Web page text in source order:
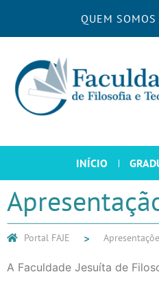
QUEM SOMOS
INÍCIO
Portal FAJE
A Faculdade Jesuíta de